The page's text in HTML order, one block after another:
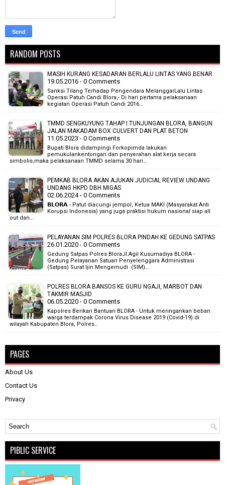
RANDOM POSTS
MASIH KURANG KESADARAN BERLALU LINTAS YANG BENAR
19.05.2016 - 0 Comments
Sanksi Tilang Terhadap Pengendara MelanggarLalu Lintas
Operasi Patuh Candi Blora,- Di hari pertama pelaksanaan
kegiatan Operasi Patuh Candi 2016…
TMMD SENGKUYUNG TAHAP I TUNJUNGAN BLORA, BANGUN
JALAN MAKADAM BOX CULVERT DAN PLAT BETON
11.05.2023 - 0 Comments
Bupati Blora didampingi Forkopimda lakukan
pemukulankentongan dan penyerahan alat kerja secara
simbolis,maka pelaksanaan TMMD selama 30 hari…
PEMKAB BLORA AKAN AJUKAN JUDICIAL REVIEW UNDANG
UNDANG HKPD DBH MIGAS
02.06.2024 - 0 Comments
𝗕𝗟𝗢𝗥𝗔 - Patut diacungi jempol, Ketua MAKI (Masyarakat Anti
Korupsi Indonesia) yang juga praktisi hukum nasional siap all
out dan…
PELAYANAN SIM POLRES BLORA PINDAH KE GEDUNG SATPAS
26.01.2020 - 0 Comments
Gedung Satpas Polres BloraJl.Agil Kusumadiya BLORA -
Gedung Pelayanan Satuan Penyelenggara Administrasi
(Satpas) Surat Ijin Mengemudi (SIM)…
POLRES BLORA BANSOS KE GURU NGAJI, MARBOT DAN
TAKMIR MASJID
06.05.2020 - 0 Comments
Kapolres Berikan Bantuan BLORA - Untuk meringankan beban
warga terdampak Corona Virus Disease 2019 (Covid-19) di
wilayah Kabupaten Blora, Polres…
PAGES
About Us
Contact Us
Privacy
PIBLIC SERVICE